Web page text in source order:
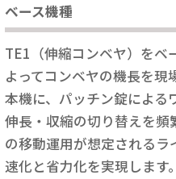
ベース機種
TE1（伸縮コンベヤ）をベ
よってコンベヤの機長を現
本機に、パッチン錠による
伸長・収縮の切り替えを頻
の移動運用が想定されるラ
速化と省力化を実現します。